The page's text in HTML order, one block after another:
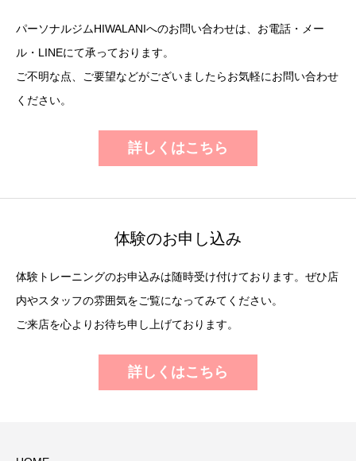
パーソナルジムHIWALANIへのお問い合わせは、お電話・メー
ル・LINEにて承っております。
ご不明な点、ご要望などがございましたらお気軽にお問い合わせ
ください。
詳しくはこちら
体験のお申し込み
体験トレーニングのお申込みは随時受け付けております。ぜひ店
内やスタッフの雰囲気をご覧になってみてください。
ご来店を心よりお待ち申し上げております。
詳しくはこちら